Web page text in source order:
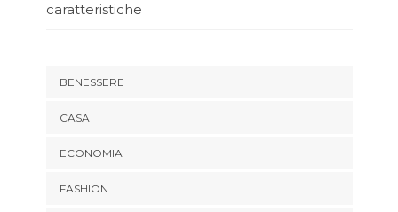
caratteristiche
BENESSERE
CASA
ECONOMIA
FASHION